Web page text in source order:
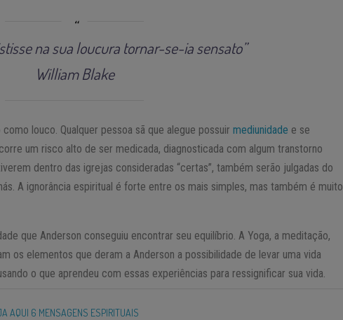
na sua loucura tornar-se-ia sensato”
William Blake
louco. Qualquer pessoa sã que alegue possuirmediunidade e se
um risco alto de ser medicada, diagnosticada com algum transtorno
dentro das igrejas consideradas “certas”, também serão julgadas do
A ignorância espiritual é forte entre os mais simples, mas também é muito
que Anderson conseguiu encontrar seu equilíbrio. A Yoga, a meditação,
os elementos que deram a Anderson a possibilidade de levar uma vida
o que aprendeu com essas experiências para ressignificar sua vida.
AQUI 6 MENSAGENS ESPIRITUAIS